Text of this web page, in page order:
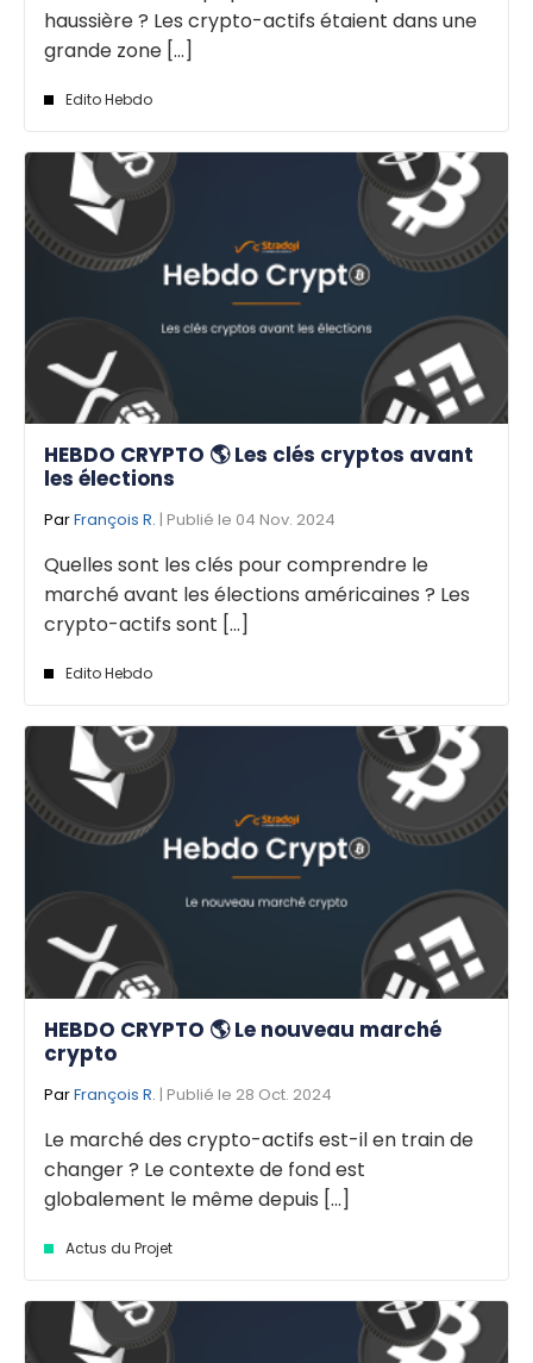
haussière ? Les crypto-actifs étaient dans une
grande zone [...]
Edito Hebdo
HEBDO CRYPTO 🌎 Les clés cryptos avant
les élections
ParFrançois R. | Publié le 04 Nov. 2024
Quelles sont les clés pour comprendre le
marché avant les élections américaines ? Les
crypto-actifs sont [...]
Edito Hebdo
HEBDO CRYPTO 🌎 Le nouveau marché
crypto
ParFrançois R. | Publié le 28 Oct. 2024
Le marché des crypto-actifs est-il en train de
changer ? Le contexte de fond est
globalement le même depuis [...]
Actus du Projet